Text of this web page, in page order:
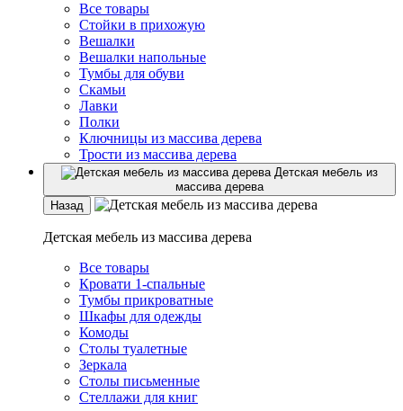
Все товары
Стойки в прихожую
Вешалки
Вешалки напольные
Тумбы для обуви
Скамьи
Лавки
Полки
Ключницы из массива дерева
Трости из массива дерева
Детская мебель из
массива дерева
Назад
Детская мебель из массива дерева
Все товары
Кровати 1-спальные
Тумбы прикроватные
Шкафы для одежды
Комоды
Столы туалетные
Зеркала
Столы письменные
Стеллажи для книг